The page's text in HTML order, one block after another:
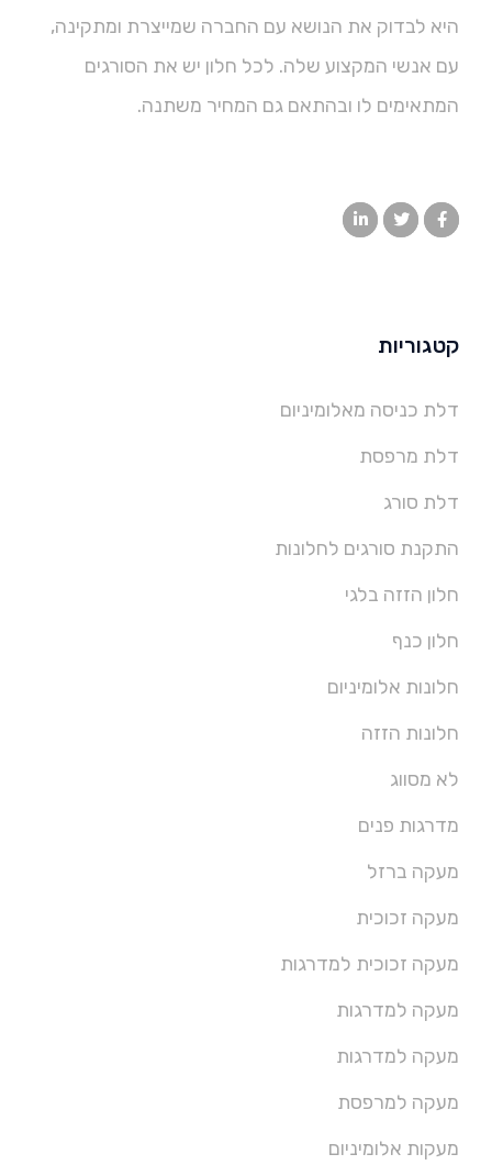
היא לבדוק את הנושא עם החברה שמייצרת ומתקינה,
עם אנשי המקצוע שלה. לכל חלון יש את הסורגים
המתאימים לו ובהתאם גם המחיר משתנה.
קטגוריות
דלת כניסה מאלומיניום
דלת מרפסת
דלת סורג
התקנת סורגים לחלונות
חלון הזזה בלגי
חלון כנף
חלונות אלומיניום
חלונות הזזה
לא מסווג
מדרגות פנים
מעקה ברזל
מעקה זכוכית
מעקה זכוכית למדרגות
מעקה למדרגות
מעקה למדרגות
מעקה למרפסת
מעקות אלומיניום